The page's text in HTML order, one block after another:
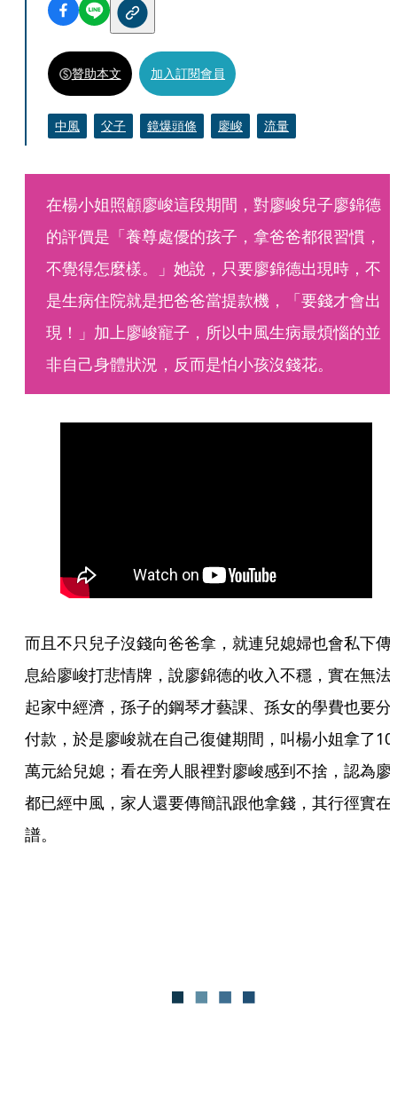
贊助本文 加入訂閱會員
中風 父子 鏡爆頭條 廖峻 流量
在楊小姐照顧廖峻這段期間，對廖峻兒子廖錦德
的評價是「養尊處優的孩子，拿爸爸都很習慣，
不覺得怎麼樣。」她說，只要廖錦德出現時，不
是生病住院就是把爸爸當提款機，「要錢才會出
現！」加上廖峻寵子，所以中風生病最煩惱的並
非自己身體狀況，反而是怕小孩沒錢花。
而且不只兒子沒錢向爸爸拿，就連兒媳婦也會私下傳
息給廖峻打悲情牌，說廖錦德的收入不穩，實在無法
起家中經濟，孫子的鋼琴才藝課、孫女的學費也要分
付款，於是廖峻就在自己復健期間，叫楊小姐拿了10
萬元給兒媳；看在旁人眼裡對廖峻感到不捨，認為廖
都已經中風，家人還要傳簡訊跟他拿錢，其行徑實在
譜。